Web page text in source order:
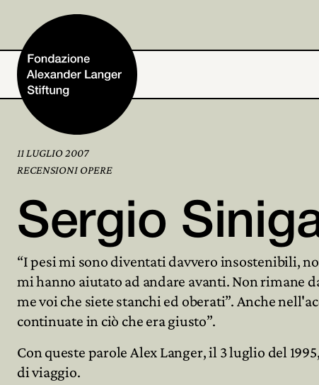
Home
Fondazione
Attività e progetti
Alexander Langer
Archivio
11 LUGLIO 2007
RECENSIONI OPERE
Sergio
“I pesi mi sono diventati davvero insostenibili,
mi hanno aiutato ad andare avanti. Non rimane
me voi che siete stanchi ed oberati”. Anche
continuate in ciò che era giusto”.
Con queste parole Alex Langer, il 3 luglio del
di viaggio.